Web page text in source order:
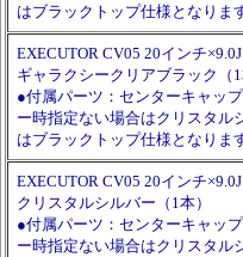
はブラックトップ仕様となり
EXECUTOR CV05 20インチ
ギャラクシークリアブラック（1
●付属パーツ：センターキャッ
ー時指定ない場合はクリスタル
はブラックトップ仕様となり
EXECUTOR CV05 20インチ
クリスタルシルバー（1本）
●付属パーツ：センターキャッ
ー時指定ない場合はクリスタル